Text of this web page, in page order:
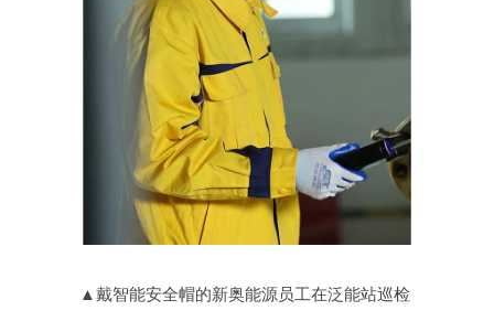
▲戴智能安全帽的新奥能源员工在泛能站巡检